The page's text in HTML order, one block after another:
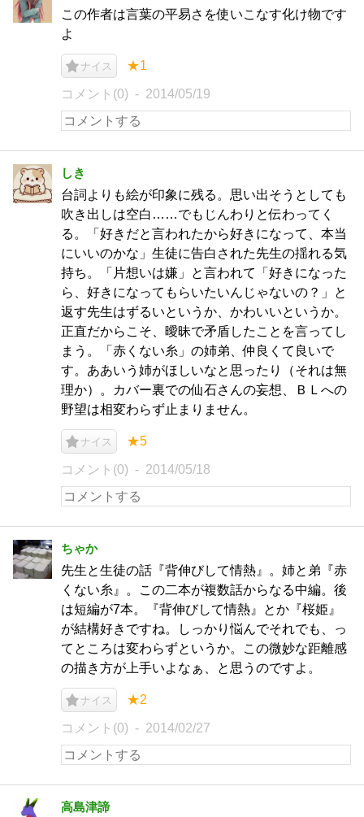
この作者は言葉の平易さを使いこなす化け物です
よ
ナイス ★1
コメント(0) 2014/05/19
しき
台詞よりも絵が印象に残る。思い出そうとしても
吹き出しは空白……でもじんわりと伝わってく
る。「好きだと言われたから好きになって、本当
にいいのかな」生徒に告白された先生の揺れる気
持ち。「片想いは嫌」と言われて「好きになった
ら、好きになってもらいたいんじゃないの？」と
返す先生はずるいというか、かわいいというか。
正直だからこそ、曖昧で矛盾したことを言ってし
まう。「赤くない糸」の姉弟、仲良くて良いで
す。ああいう姉がほしいなと思ったり（それは無
理か）。カバー裏での仙石さんの妄想、ＢＬへの
野望は相変わらず止まりません。
ナイス ★5
コメント(0) 2014/05/18
ちゃか
先生と生徒の話『背伸びして情熱』。姉と弟『赤
くない糸』。この二本が複数話からなる中編。後
は短編が7本。『背伸びして情熱』とか『桜姫』
が結構好きですね。しっかり悩んでそれでも、っ
てところは変わらずというか。この微妙な距離感
の描き方が上手いよなぁ、と思うのですよ。
ナイス ★2
コメント(0) 2014/02/27
高島津諦